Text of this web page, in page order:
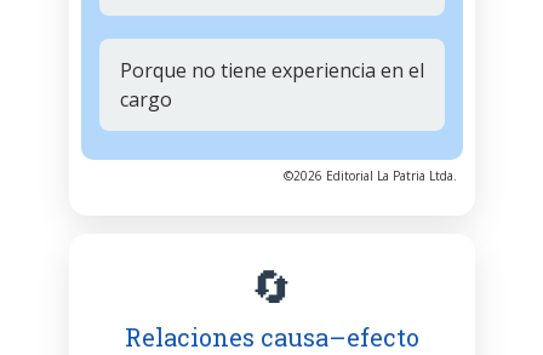
Porque no tiene experiencia en el
cargo
©2026 Editorial La Patria Ltda.
🔄
Relaciones causa–efecto